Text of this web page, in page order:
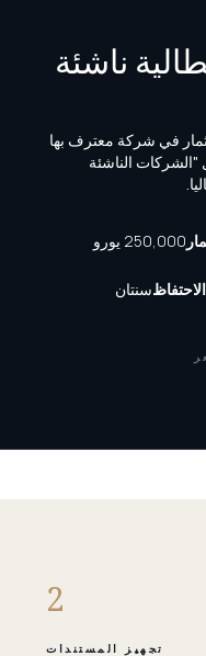
ناشئة
في شركة معترف بها
الناشئة
250,000 يورو
سنتان
2
تجهيز المستندات